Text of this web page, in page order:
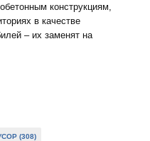
конструкциям,
в качестве
– их заменят на
(308)